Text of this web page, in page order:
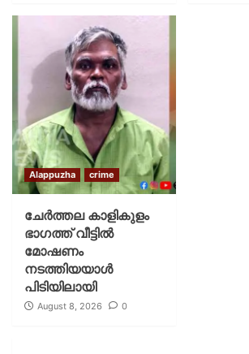
Alappuzha crime
ചേർത്തല കാളികുളം
ഭാഗത്ത് വീട്ടിൽ
മോഷണം
നടത്തിയയാൾ
പിടിയിലായി
August 8, 2026 0